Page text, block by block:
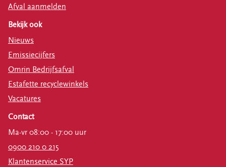
Afval aanmelden
Bekijk ook
Nieuws
Emissiecijfers
Omrin Bedrijfsafval
Estafette recyclewinkels
Vacatures
Contact
Ma-vr 08:00 - 17:00 uur
0900 210 0 215
Klantenservice SYP